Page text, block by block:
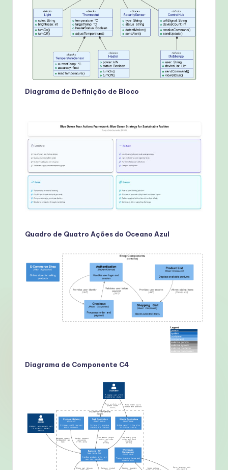
Diagrama de Definição de Bloco
Quadro de Quatro Ações do Oceano Azul
Diagrama de Componente C4